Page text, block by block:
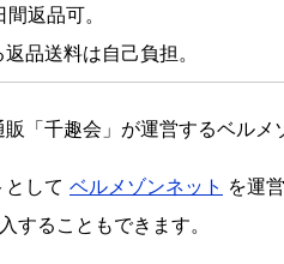
返品可。
品送料は自己負担。
「千趣会」が運営するベルメ
として ベルメゾンネット を運
することもできます。